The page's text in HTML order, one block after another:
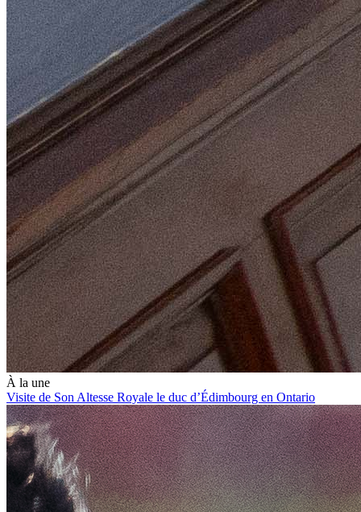
À la une
Visite de Son Altesse Royale le duc d’Édimbourg en Ontario